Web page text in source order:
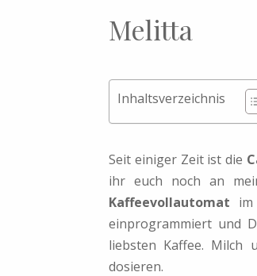
Melitta
Inhaltsverzeichnis
Seit einiger Zeit ist die
ihr euch noch an
Kaffeevollautomat
einprogrammiert und
liebsten Kaffee. Milch
dosieren.